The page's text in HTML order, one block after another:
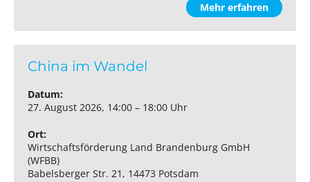
Mehr erfahren
China im Wandel
Datum:
27. August 2026, 14:00 – 18:00 Uhr
Ort:
Wirtschaftsförderung Land Brandenburg GmbH
(WFBB)
Babelsberger Str. 21, 14473 Potsdam